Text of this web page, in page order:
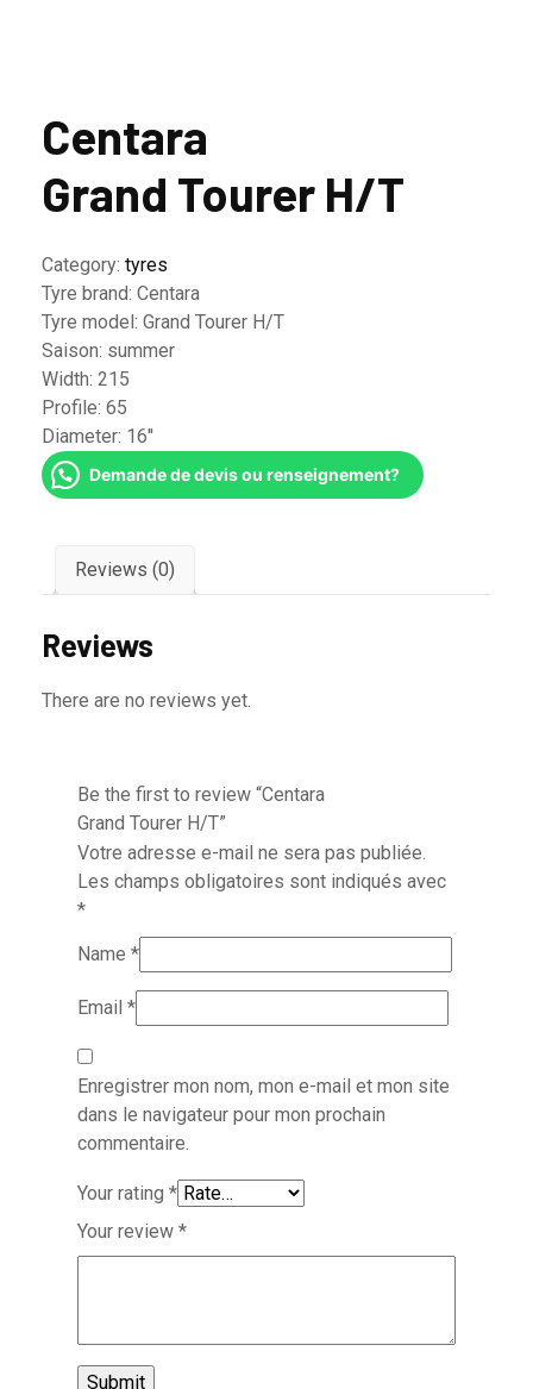
Centara
Grand Tourer H/T
Category: tyres
Tyre brand: Centara
Tyre model: Grand Tourer H/T
Saison: summer
Width: 215
Profile: 65
Diameter: 16''
Demande de devis ou renseignement?
Reviews (0)
Reviews
There are no reviews yet.
Be the first to review “Centara
Grand Tourer H/T”
Votre adresse e-mail ne sera pas publiée.
Les champs obligatoires sont indiqués avec
*
Name *
Email *
Enregistrer mon nom, mon e-mail et mon site
dans le navigateur pour mon prochain
commentaire.
Your rating *
Your review *